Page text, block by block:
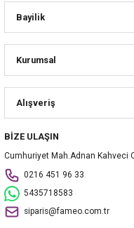
Bayilik
Kurumsal
Alışveriş
BİZE ULAŞIN
Cumhuriyet Mah.Adnan Kahveci
0216 451 96 33
5435718583
siparis@fameo.com.tr